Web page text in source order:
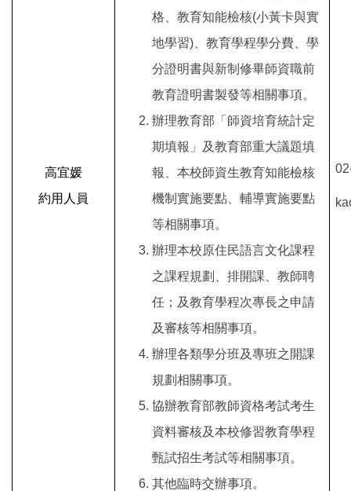
高宜媛
約用人員
格、教育知能檢核(小黃卡與實
地學習)、教育學程學分費、學
分證明書與新制修畢師資職前
教育證明書製發等相關事項。
辦理教育部「師資培育統計定
期填報」及教育部重大議題填
報、本校師資生教育知能檢核
機制實施要點、輔導實施要點
等相關事項。
辦理本校原住民語言文化課程
之課程規劃、排開課、教師聘
任；及教育學程次專長之申請
及審核等相關事項。
辦理各類學分班及專班之開課
規劃相關事項。
協辦教育部教師資格考試考生
資料審核及本校修習教育學程
甄試招生考試等相關事項。
其他臨時交辦事項。